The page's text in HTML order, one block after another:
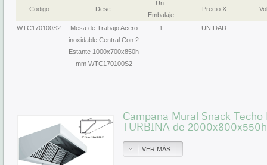
Codigo Desc.
Un.
Embalaje
Precio X
WTC170100S2
Mesa de Trabajo Acero
inoxidable Central Con 2
Estante 1000x700x850h
mm WTC170100S2
1 UNIDAD
Campana Mural Snack
TURBINA de
VER MÁS...